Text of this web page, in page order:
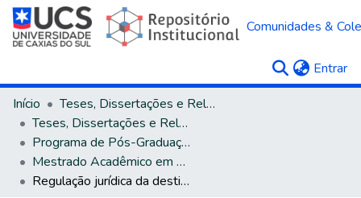
Comunidades &
Entrar
Início
Teses, Dissertações e Relatórios
Teses, Dissertações e Relatórios defendidos na UCS
Programa de Pós-Graduação em Direito
Mestrado Acadêmico em Direito
Regulação jurídica da destinação de resíduos de saúde: estudo de caso sobre a eficácia normativa na proteção ambiental em hospital de joão pessoa-PB